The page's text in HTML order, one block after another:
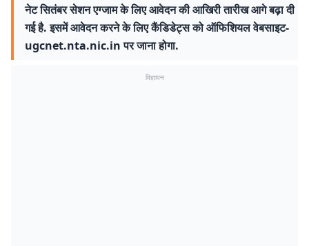
नेट सितंबर सेशन एग्जाम के लिए आवेदन की आखिरी तारीख आगे बढ़ा दी
गई है. इसमें आवेदन करने के लिए कैंडिडेट्स को ऑफिशियल वेबसाइट-
ugcnet.nta.nic.in पर जाना होगा.
विज्ञापन